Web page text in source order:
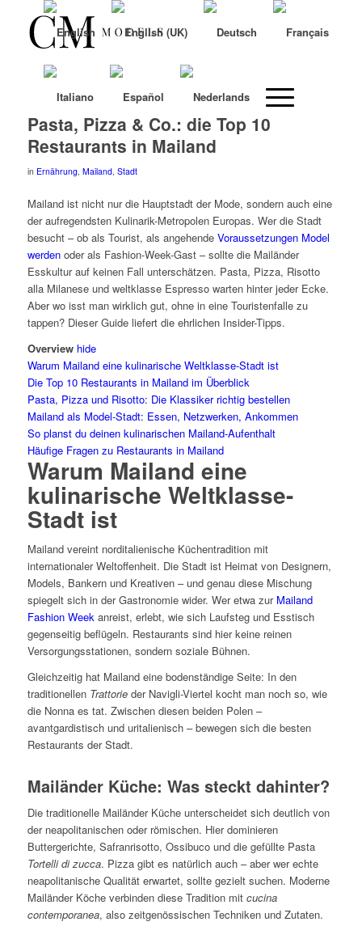
Pasta, Pizza & Co.: die Top 10
Restaurants in Mailand
in Ernährung, Mailand, Stadt
Mailand ist nicht nur die Hauptstadt der Mode, sondern auch eine
der aufregendsten Kulinarik-Metropolen Europas. Wer die Stadt
besucht – ob als Tourist, als angehende Voraussetzungen Model
werdenoder als Fashion-Week-Gast – sollte die Mailänder
Esskultur auf keinen Fall unterschätzen. Pasta, Pizza, Risotto
alla Milanese und weltklasse Espresso warten hinter jeder Ecke.
Aber wo isst man wirklich gut, ohne in eine Touristenfalle zu
tappen? Dieser Guide liefert die ehrlichen Insider-Tipps.
Overview hide
Warum Mailand eine kulinarische Weltklasse-Stadt ist
Die Top 10 Restaurants in Mailand im Überblick
Pasta, Pizza und Risotto: Die Klassiker richtig bestellen
Mailand als Model-Stadt: Essen, Netzwerken, Ankommen
So planst du deinen kulinarischen Mailand-Aufenthalt
Häufige Fragen zu Restaurants in Mailand
Warum Mailand eine
kulinarische Weltklasse-
Stadt ist
Mailand vereint norditalienische Küchentradition mit
internationaler Weltoffenheit. Die Stadt ist Heimat von Designern,
Models, Bankern und Kreativen – und genau diese Mischung
spiegelt sich in der Gastronomie wider. Wer etwa zur Mailand
Fashion Weekanreist, erlebt, wie sich Laufsteg und Esstisch
gegenseitig beflügeln. Restaurants sind hier keine reinen
Versorgungsstationen, sondern soziale Bühnen.
Gleichzeitig hat Mailand eine bodenständige Seite: In den
traditionellen Trattorieder Navigli-Viertel kocht man noch so, wie
die Nonna es tat. Zwischen diesen beiden Polen –
avantgardistisch und uritalienisch – bewegen sich die besten
Restaurants der Stadt.
Mailänder Küche: Was steckt dahinter?
Die traditionelle Mailänder Küche unterscheidet sich deutlich von
der neapolitanischen oder römischen. Hier dominieren
Buttergerichte, Safranrisotto, Ossibuco und die gefüllte Pasta
Tortelli di zucca. Pizza gibt es natürlich auch – aber wer echte
neapolitanische Qualität erwartet, sollte gezielt suchen. Moderne
Mailänder Köche verbinden diese Tradition mit cucina
contemporanea, also zeitgenössischen Techniken und Zutaten.